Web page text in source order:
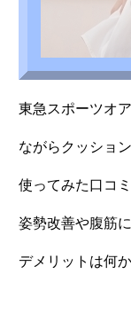
東急スポーツオ
ながらクッショ
使ってみた口コ
姿勢改善や腹筋
デメリットは何